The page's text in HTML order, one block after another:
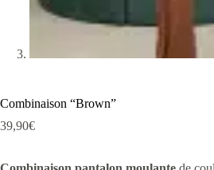
Combinaison “Brown”
39,90€